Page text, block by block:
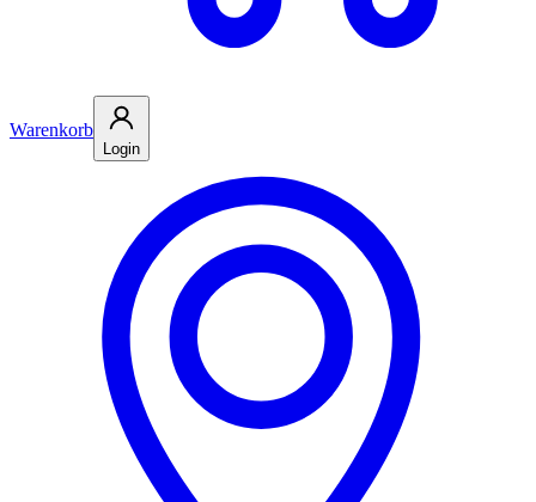
Warenkorb
Login